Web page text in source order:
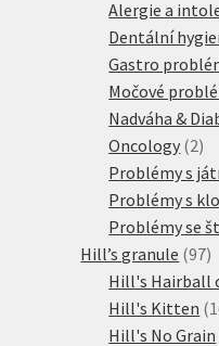
Alergie a
Dentální
Gastro
Močové
Nadváha &
Oncology 22
Problémy s
Problémy s
Problémy se
Hill’s granule 9797
Hill's Hairball
Hill's Kitten
Hill's No Grain